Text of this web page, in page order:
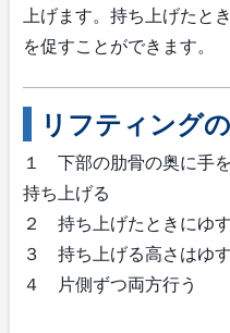
上げます。持ち上げたと
を促すことができます。
リフティング
１ 下部の肋骨の奥に手
持ち上げる
２ 持ち上げたときにゆ
３ 持ち上げる高さはゆ
４ 片側ずつ両方行う